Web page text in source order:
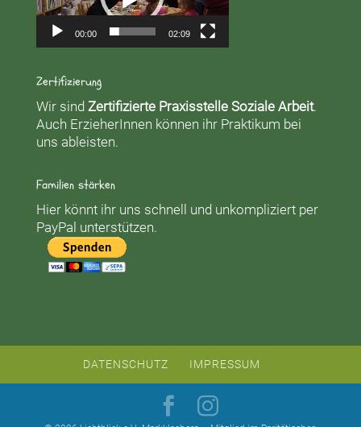
00:00 02:09
Zertifizierung
Wir sind Zertifizierte Praxisstelle Soziale Arbeit.
Auch ErzieherInnen können ihr Praktikum bei
uns ableisten.
Familien stärken
Hier könnt ihr uns schnell und unkompliziert per
PayPal unterstützen.
DATENSCHUTZ IMPRESSUM